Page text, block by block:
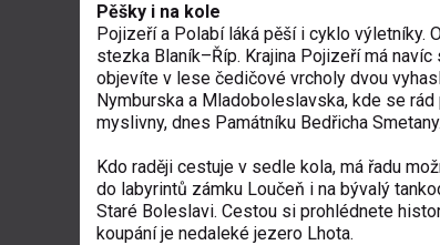
Pěšky i na kole
Pojizeří a Polabí láká pěší i cyklo výletníky.
stezka Blaník–Říp. Krajina Pojizeří má
objevíte v lese čedičové vrcholy dvou
Nymburska a Mladoboleslavska, kde se
myslivny, dnes Památníku Bedřicha Smetany.
Kdo raději cestuje v sedle kola, má řadu
do labyrintů zámku Loučeň i na bývalý
Staré Boleslavi. Cestou si prohlédnete
koupání je nedaleké jezero Lhota.